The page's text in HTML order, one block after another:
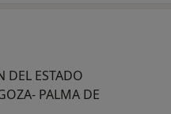
DEL ESTADO
PALMA DE